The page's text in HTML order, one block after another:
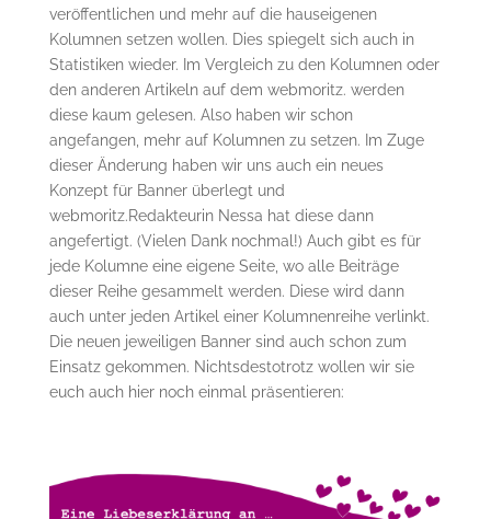
veröffentlichen und mehr auf die hauseigenen
Kolumnen setzen wollen. Dies spiegelt sich auch in
Statistiken wieder. Im Vergleich zu den Kolumnen oder
den anderen Artikeln auf dem webmoritz. werden
diese kaum gelesen. Also haben wir schon
angefangen, mehr auf Kolumnen zu setzen. Im Zuge
dieser Änderung haben wir uns auch ein neues
Konzept für Banner überlegt und
webmoritz.Redakteurin Nessa hat diese dann
angefertigt. (Vielen Dank nochmal!) Auch gibt es für
jede Kolumne eine eigene Seite, wo alle Beiträge
dieser Reihe gesammelt werden. Diese wird dann
auch unter jeden Artikel einer Kolumnenreihe verlinkt.
Die neuen jeweiligen Banner sind auch schon zum
Einsatz gekommen. Nichtsdestotrotz wollen wir sie
euch auch hier noch einmal präsentieren: